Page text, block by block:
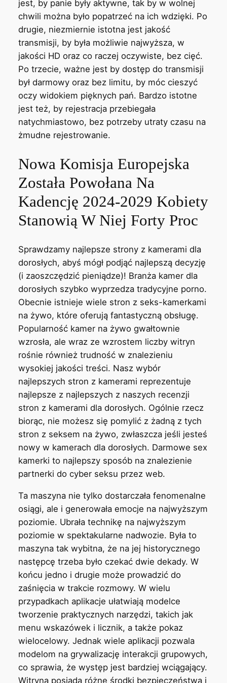
jest, by panie były aktywne, tak by w wolnej
chwili można było popatrzeć na ich wdzięki. Po
drugie, niezmiernie istotna jest jakość
transmisji, by była możliwie najwyższa, w
jakości HD oraz co raczej oczywiste, bez cięć.
Po trzecie, ważne jest by dostęp do transmisji
był darmowy oraz bez limitu, by móc cieszyć
oczy widokiem pięknych pań. Bardzo istotne
jest też, by rejestracja przebiegała
natychmiastowo, bez potrzeby utraty czasu na
żmudne rejestrowanie.
Nowa Komisja Europejska
Została Powołana Na
Kadencję 2024-2029 Kobiety
Stanowią W Niej Forty Proc
Sprawdzamy najlepsze strony z kamerami dla
dorosłych, abyś mógł podjąć najlepszą decyzję
(i zaoszczędzić pieniądze)! Branża kamer dla
dorosłych szybko wyprzedza tradycyjne porno.
Obecnie istnieje wiele stron z seks-kamerkami
na żywo, które oferują fantastyczną obsługę.
Popularność kamer na żywo gwałtownie
wzrosła, ale wraz ze wzrostem liczby witryn
rośnie również trudność w znalezieniu
wysokiej jakości treści. Nasz wybór
najlepszych stron z kamerami reprezentuje
najlepsze z najlepszych z naszych recenzji
stron z kamerami dla dorosłych. Ogólnie rzecz
biorąc, nie możesz się pomylić z żadną z tych
stron z seksem na żywo, zwłaszcza jeśli jesteś
nowy w kamerach dla dorosłych. Darmowe sex
kamerki to najlepszy sposób na znalezienie
partnerki do cyber seksu przez web.
Ta maszyna nie tylko dostarczała fenomenalne
osiągi, ale i generowała emocje na najwyższym
poziomie. Ubrała technikę na najwyższym
poziomie w spektakularne nadwozie. Była to
maszyna tak wybitna, że na jej historycznego
następcę trzeba było czekać dwie dekady. W
końcu jedno i drugie może prowadzić do
zaśnięcia w trakcie rozmowy. W wielu
przypadkach aplikacje ułatwiają modelce
tworzenie praktycznych narzędzi, takich jak
menu wskazówek i licznik, a także pokaz
wielocelowy. Jednak wiele aplikacji pozwala
modelom na grywalizację interakcji grupowych,
co sprawia, że występ jest bardziej wciągający.
Witryna posiada różne środki bezpieczeństwa i